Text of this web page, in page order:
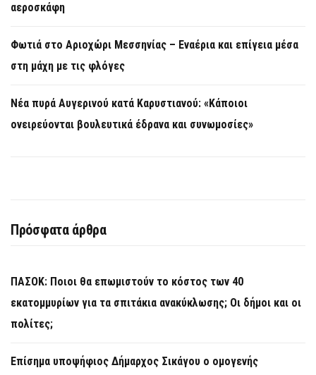
αεροσκάφη
Φωτιά στο Αριοχώρι Μεσσηνίας – Εναέρια και επίγεια μέσα
στη μάχη με τις φλόγες
Νέα πυρά Αυγερινού κατά Καρυστιανού: «Κάποιοι
ονειρεύονται βουλευτικά έδρανα και συνωμοσίες»
Πρόσφατα άρθρα
ΠΑΣΟΚ: Ποιοι θα επωμιστούν το κόστος των 40
εκατομμυρίων για τα σπιτάκια ανακύκλωσης; Οι δήμοι και οι
πολίτες;
Επίσημα υποψήφιος Δήμαρχος Σικάγου ο ομογενής